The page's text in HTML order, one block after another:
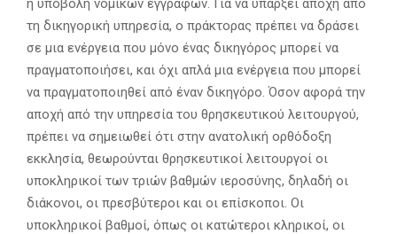
η υποβολή νομικών εγγράφων. Για να υπάρξει αποχή από
τη δικηγορική υπηρεσία, ο πράκτορας πρέπει να δράσει
σε μια ενέργεια που μόνο ένας δικηγόρος μπορεί να
πραγματοποιήσει, και όχι απλά μια ενέργεια που μπορεί
να πραγματοποιηθεί από έναν δικηγόρο. Όσον αφορά την
αποχή από την υπηρεσία του θρησκευτικού λειτουργού,
πρέπει να σημειωθεί ότι στην ανατολική ορθόδοξη
εκκλησία, θεωρούνται θρησκευτικοί λειτουργοί οι
υποκληρικοί των τριών βαθμών ιεροσύνης, δηλαδή οι
διάκονοι, οι πρεσβύτεροι και οι επίσκοποι. Οι
υποκληρικοί βαθμοί, όπως οι κατώτεροι κληρικοί, οι